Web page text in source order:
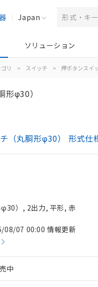
Japan
ソリューション
リ > スイッチ > 押ボタンスイ
形φ30）
（丸胴形φ30） 形式仕
）, 2出力, 平形, 赤
08/07 00:00 情報更新
中